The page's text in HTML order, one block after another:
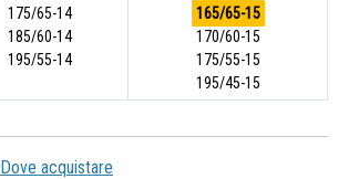
175/65-14
185/60-14
195/55-14
165/65-15
170/60-15
175/55-15
195/45-15
Dove acquistare